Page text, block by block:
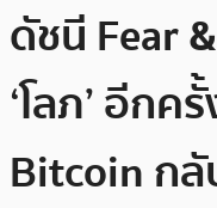
ดัชนี Fear
‘โลภ’ อีก
Bitcoin ก